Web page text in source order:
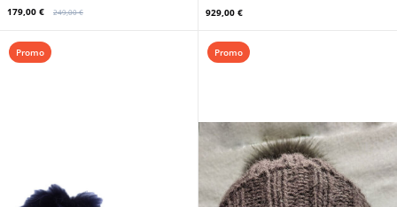
179,00 € 249,00 € 929,00 €
Promo Promo